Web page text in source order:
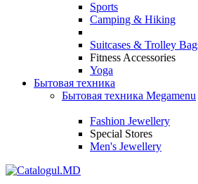
Sports
Camping & Hiking
Suitcases & Trolley
Fitness Accessories
Yoga
Бытовая техника
Бытовая техника Megamenu
Fashion Jewellery
Special Stores
Men's Jewellery